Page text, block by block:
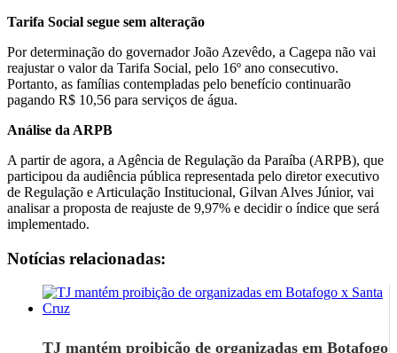
Tarifa Social segue sem alteração
Por determinação do governador João Azevêdo, a Cagepa não vai
reajustar o valor da Tarifa Social, pelo 16º ano consecutivo.
Portanto, as famílias contempladas pelo benefício continuarão
pagando R$ 10,56 para serviços de água.
Análise da ARPB
A partir de agora, a Agência de Regulação da Paraíba (ARPB), que
participou da audiência pública representada pelo diretor executivo
de Regulação e Articulação Institucional, Gilvan Alves Júnior, vai
analisar a proposta de reajuste de 9,97% e decidir o índice que será
implementado.
Notícias relacionadas:
TJ mantém proibição de organizadas em Botafogo